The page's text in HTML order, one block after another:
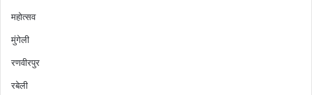
महोत्सव
मुंगेली
रणवीरपुर
रबेली